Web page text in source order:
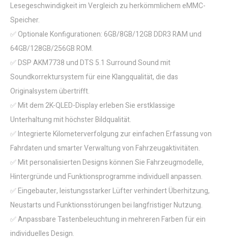
Lesegeschwindigkeit im Vergleich zu herkömmlichem eMMC-
Speicher.
✅ Optionale Konfigurationen: 6GB/8GB/12GB DDR3 RAM und
64GB/128GB/256GB ROM.
✅ DSP AKM7738 und DTS 5.1 Surround Sound mit
Soundkorrektursystem für eine Klangqualität, die das
Originalsystem übertrifft.
✅ Mit dem 2K-QLED-Display erleben Sie erstklassige
Unterhaltung mit höchster Bildqualität.
✅ Integrierte Kilometerverfolgung zur einfachen Erfassung von
Fahrdaten und smarter Verwaltung von Fahrzeugaktivitäten.
✅ Mit personalisierten Designs können Sie Fahrzeugmodelle,
Hintergründe und Funktionsprogramme individuell anpassen.
✅ Eingebauter, leistungsstarker Lüfter verhindert Überhitzung,
Neustarts und Funktionsstörungen bei langfristiger Nutzung.
✅ Anpassbare Tastenbeleuchtung in mehreren Farben für ein
individuelles Design.